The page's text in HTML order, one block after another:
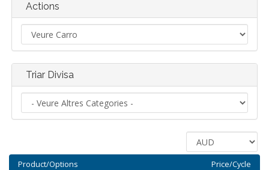
Actions
Triar Divisa
Product/Options Price/Cycle